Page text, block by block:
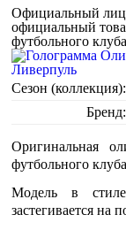
Официальный
официальный
футбольного клуба
Сезон (коллекция):
Бренд:
Оригинальная
футбольного
Модель в
застегивается на